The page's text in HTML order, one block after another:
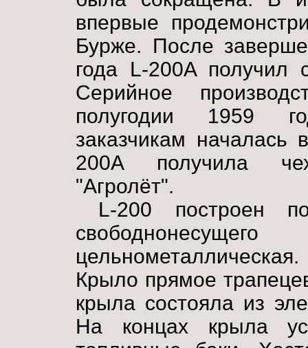
впервые
Бурже. После
года L-200A получил
Серийное
полугодии 1959
заказчикам
200A получила
"Агролёт".
L-200 построен
свободнонесущего
Крыло прямое
крыла состояла из
На концах крыла